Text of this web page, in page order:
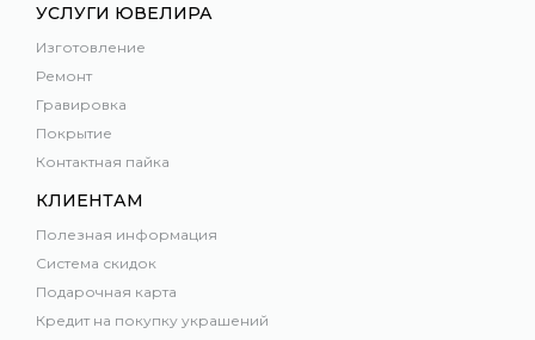
УСЛУГИ ЮВЕЛИРА
Изготовление
Ремонт
Гравировка
Покрытие
Контактная пайка
КЛИЕНТАМ
Полезная информация
Система скидок
Подарочная карта
Кредит на покупку украшений